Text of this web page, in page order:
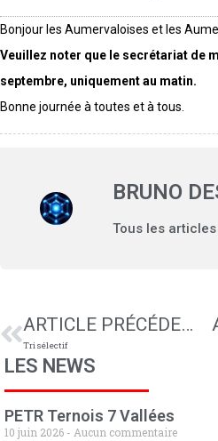
Bonjour les Aumervaloises et les
Veuillez noter que le secrétariat de
septembre, uniquement au matin.
Bonne journée à toutes et à tous.
BRUNO
Tous les articles
ARTICLE PRÉCÉDENT
Tri sélectif
LES NEWS
PETR Ternois 7 Vallées
10 juin 2026
Aucun commentaire